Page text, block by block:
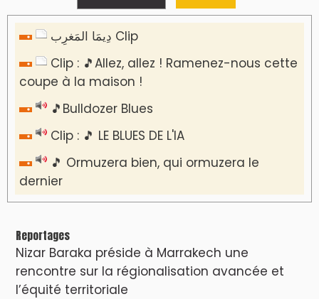
دِيمَا المَغرِب Clip
Clip : 🎵Allez, allez ! Ramenez-nous cette
coupe à la maison !
🎵Bulldozer Blues
Clip : 🎵 LE BLUES DE L'IA
🎵 Ormuzera bien, qui ormuzera le
dernier
Reportages
Nizar Baraka préside à Marrakech une
rencontre sur la régionalisation avancée et
l’équité territoriale